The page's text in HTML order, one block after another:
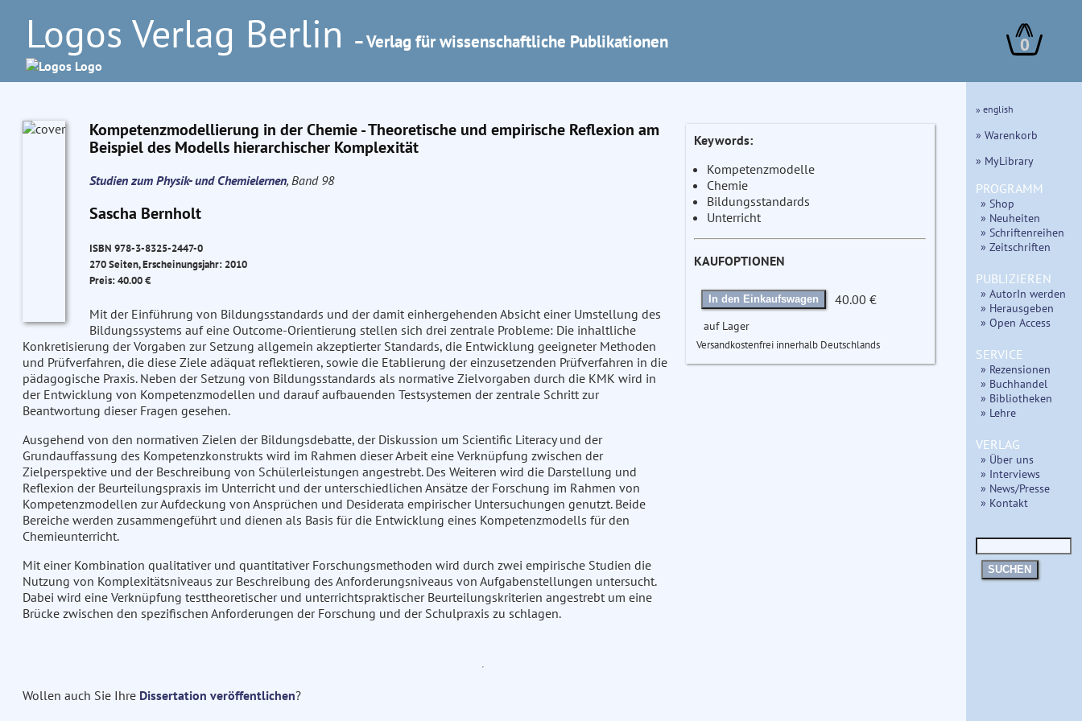
Logos Verlag Berlin – Verlag für wissenschaftliche Publikationen 0
Kompetenzmodellierung in der Chemie - Theoretische und empirische Reflexion am
Beispiel des Modells hierarchischer Komplexität
Studien zum Physik- und Chemielernen, Band 98
Sascha Bernholt
ISBN 978-3-8325-2447-0
270 Seiten, Erscheinungsjahr: 2010
Preis: 40.00 €
Mit der Einführung von Bildungsstandards und der damit einhergehenden Absicht einer Umstellung des
Bildungssystems auf eine Outcome-Orientierung stellen sich drei zentrale Probleme: Die inhaltliche
Konkretisierung der Vorgaben zur Setzung allgemein akzeptierter Standards, die Entwicklung geeigneter Methoden
und Prüfverfahren, die diese Ziele adäquat reflektieren, sowie die Etablierung der einzusetzenden Prüfverfahren in die
pädagogische Praxis. Neben der Setzung von Bildungsstandards als normative Zielvorgaben durch die KMK wird in
der Entwicklung von Kompetenzmodellen und darauf aufbauenden Testsystemen der zentrale Schritt zur
Beantwortung dieser Fragen gesehen.
Ausgehend von den normativen Zielen der Bildungsdebatte, der Diskussion um Scientific Literacy und der
Grundauffassung des Kompetenzkonstrukts wird im Rahmen dieser Arbeit eine Verknüpfung zwischen der
Zielperspektive und der Beschreibung von Schülerleistungen angestrebt. Des Weiteren wird die Darstellung und
Reflexion der Beurteilungspraxis im Unterricht und der unterschiedlichen Ansätze der Forschung im Rahmen von
Kompetenzmodellen zur Aufdeckung von Ansprüchen und Desiderata empirischer Untersuchungen genutzt. Beide
Bereiche werden zusammengeführt und dienen als Basis für die Entwicklung eines Kompetenzmodells für den
Chemieunterricht.
Mit einer Kombination qualitativer und quantitativer Forschungsmethoden wird durch zwei empirische Studien die
Nutzung von Komplexitätsniveaus zur Beschreibung des Anforderungsniveaus von Aufgabenstellungen untersucht.
Dabei wird eine Verknüpfung testtheoretischer und unterrichtspraktischer Beurteilungskriterien angestrebt um eine
Brücke zwischen den spezifischen Anforderungen der Forschung und der Schulpraxis zu schlagen.
Keywords:
Kompetenzmodelle
Chemie
Bildungsstandards
Unterricht
KAUFOPTIONEN
In den Einkaufswagen 40.00 €
auf Lager
Versandkostenfrei innerhalb Deutschlands
Wollen auch Sie Ihre Dissertation veröffentlichen?
» english
» Warenkorb
» MyLibrary
PROGRAMM
» Shop
» Neuheiten
» Schriftenreihen
» Zeitschriften
PUBLIZIEREN
» AutorIn werden
» Herausgeben
» Open Access
SERVICE
» Rezensionen
» Buchhandel
» Bibliotheken
» Lehre
VERLAG
» Über uns
» Interviews
» News/Presse
» Kontakt
SUCHEN